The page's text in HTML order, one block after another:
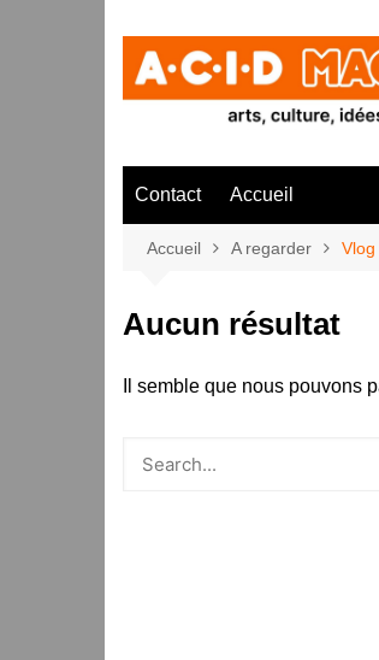
Contact Accueil
Accueil A regarder Vlog
Aucun résultat
Il semble que nous pouvons